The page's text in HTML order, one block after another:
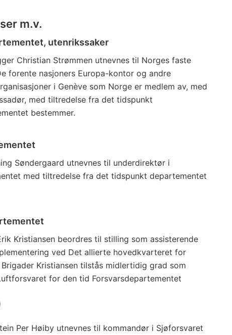
m.v.
utenrikssaker
Christian Strømmen utnevnes til Norges faste
forente nasjoners Europa-kontor og andre
i Genève som Norge er medlem av, med
med tiltredelse fra det tidspunkt
bestemmer.
Søndergaard utnevnes til underdirektør i
med tiltredelse fra det tidspunkt departementet
Kristiansen beordres til stilling som assisterende
ved Det allierte hovedkvarteret for
Kristiansen tilstås midlertidig grad som
for den tid Forsvarsdepartementet
Per Høiby utnevnes til kommandør i Sjøforsvaret